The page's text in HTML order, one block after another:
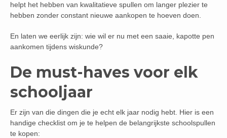
helpt het hebben van kwalitatieve spullen om langer plezier te
hebben zonder constant nieuwe aankopen te hoeven doen.
En laten we eerlijk zijn: wie wil er nu met een saaie, kapotte pen
aankomen tijdens wiskunde?
De must-haves voor elk
schooljaar
Er zijn van die dingen die je echt elk jaar nodig hebt. Hier is een
handige checklist om je te helpen de belangrijkste schoolspullen
te kopen: